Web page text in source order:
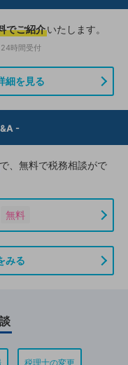
でご紹介いたします。
24時間受付
細を見る
-
で、無料で税務相談がで
無料
みる
税理士の変更